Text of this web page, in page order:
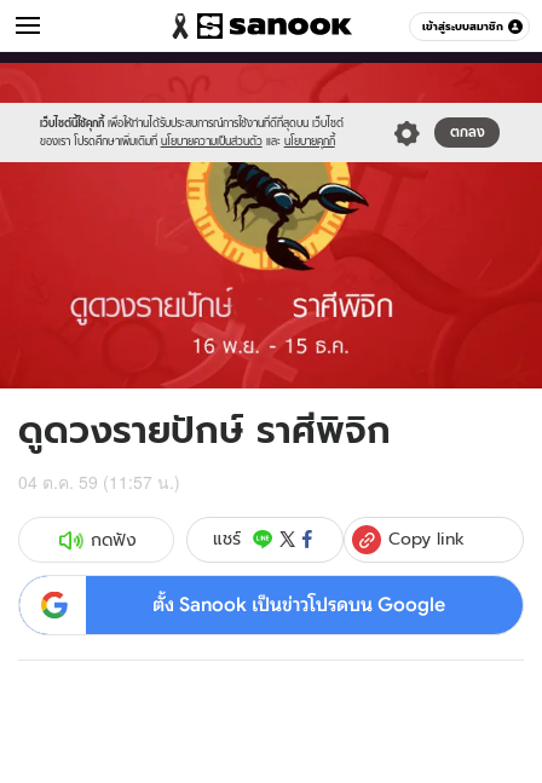
เข้าสู่ระบบสมาชิก
ดูดวง หมวดอื่นๆ
เว็บไซต์นี้ใช้คุกกี้ เพื่อให้ท่านได้รับประสบการณ์การใช้งานที่ดีที่สุดบน เว็บไซต์
ของเรา โปรดศึกษาเพิ่มเติมที่ นโยบายความเป็นส่วนตัว และ นโยบายคุกกี้
ตกลง
new-
sanook.png
//s.isanook.com/ho/0/ud/fxd/fortnightly/08_scorpio.jpg
ดูดวงรายปักษ์ ราศีพิจิก
04 ต.ค. 59 (11:57 น.)
กดฟัง แชร์ Copy link
ตั้ง Sanook เป็นข่าวโปรดบน Google